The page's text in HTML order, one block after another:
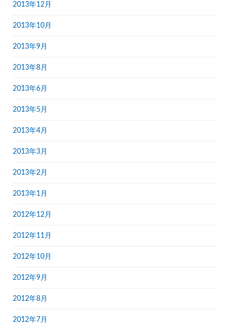
2013年12月
2013年10月
2013年9月
2013年8月
2013年6月
2013年5月
2013年4月
2013年3月
2013年2月
2013年1月
2012年12月
2012年11月
2012年10月
2012年9月
2012年8月
2012年7月